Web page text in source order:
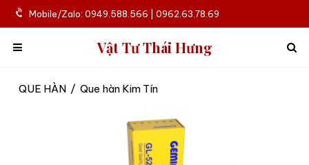
Mobile/Zalo: 0949.588.566 | 0962.63.78.69
Vật Tư Thái Hưng
QUE HÀN / Que hàn Kim Tín